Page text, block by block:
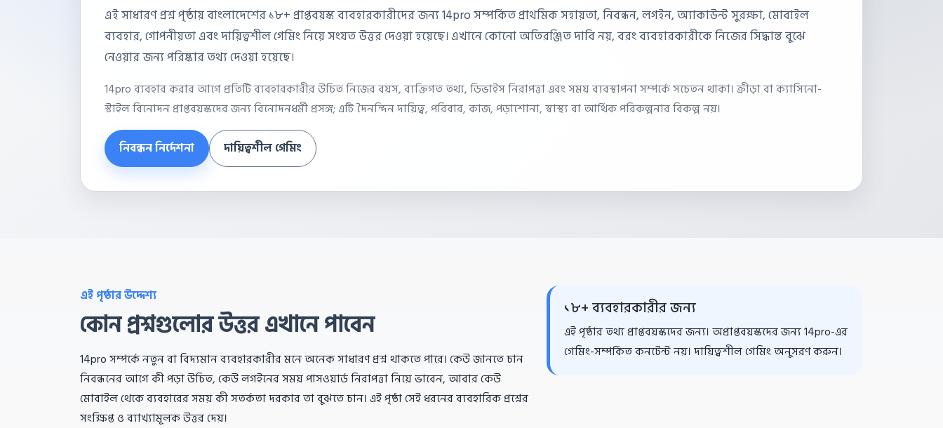
এই সাধারণ প্রশ্ন পৃষ্ঠায় বাংলাদেশের ১৮+ প্রাপ্তবয়স্ক ব্যবহারকারীদের জন্য 14pro সম্পর্কিত প্রাথমিক সহায়তা, নিবন্ধন, লগইন, অ্যাকাউন্ট সুরক্ষা, মোবাইল
ব্যবহার, গোপনীয়তা এবং দায়িত্বশীল গেমিং নিয়ে সংযত উত্তর দেওয়া হয়েছে। এখানে কোনো অতিরঞ্জিত দাবি নয়, বরং ব্যবহারকারীকে নিজের সিদ্ধান্ত বুঝে
নেওয়ার জন্য পরিষ্কার তথ্য দেওয়া হয়েছে।
14pro ব্যবহার করার আগে প্রতিটি ব্যবহারকারীর উচিত নিজের বয়স, ব্যক্তিগত তথ্য, ডিভাইস নিরাপত্তা এবং সময় ব্যবস্থাপনা সম্পর্কে সচেতন থাকা। ক্রীড়া বা ক্যাসিনো-
স্টাইল বিনোদন প্রাপ্তবয়স্কদের জন্য বিনোদনধর্মী প্রসঙ্গ; এটি দৈনন্দিন দায়িত্ব, পরিবার, কাজ, পড়াশোনা, স্বাস্থ্য বা আর্থিক পরিকল্পনার বিকল্প নয়।
নিবন্ধন নির্দেশনা দায়িত্বশীল গেমিং
এই পৃষ্ঠার উদ্দেশ্য
কোন প্রশ্নগুলোর উত্তর এখানে পাবেন
14pro সম্পর্কে নতুন বা বিদ্যমান ব্যবহারকারীর মনে অনেক সাধারণ প্রশ্ন থাকতে পারে। কেউ জানতে চান
নিবন্ধনের আগে কী পড়া উচিত, কেউ লগইনের সময় পাসওয়ার্ড নিরাপত্তা নিয়ে ভাবেন, আবার কেউ
মোবাইল থেকে ব্যবহারের সময় কী সতর্কতা দরকার তা বুঝতে চান। এই পৃষ্ঠা সেই ধরনের ব্যবহারিক প্রশ্নের
সংক্ষিপ্ত ও ব্যাখ্যামূলক উত্তর দেয়।
১৮+ ব্যবহারকারীর জন্য
এই পৃষ্ঠার তথ্য প্রাপ্তবয়স্কদের জন্য। অপ্রাপ্তবয়স্কদের জন্য 14pro-এর
গেমিং-সম্পর্কিত কনটেন্ট নয়। দায়িত্বশীল গেমিং অনুসরণ করুন।